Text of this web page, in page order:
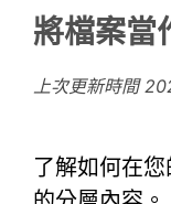
將檔案當
上次更新時間
了解如何在